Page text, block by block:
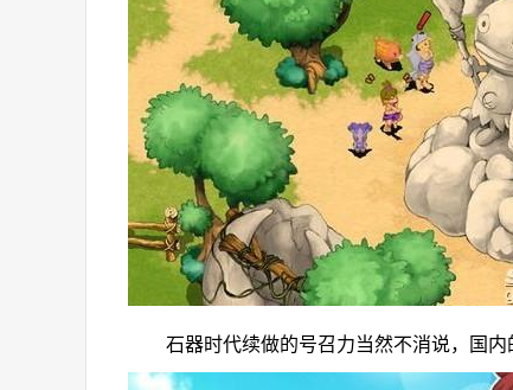
石器时代续做的号召力当然不消说，国内